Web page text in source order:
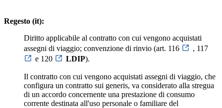
Regesto (it):
Diritto applicabile al contratto con cui vengono acquistati
assegni di viaggio; convenzione di rinvio (art. 116
, 117
e 120
LDIP).
Il contratto con cui vengono acquistati assegni di viaggio, che
configura un contratto sui generis, va considerato alla stregua
di un accordo concernente una prestazione di consumo
corrente destinata all'uso personale o familiare del